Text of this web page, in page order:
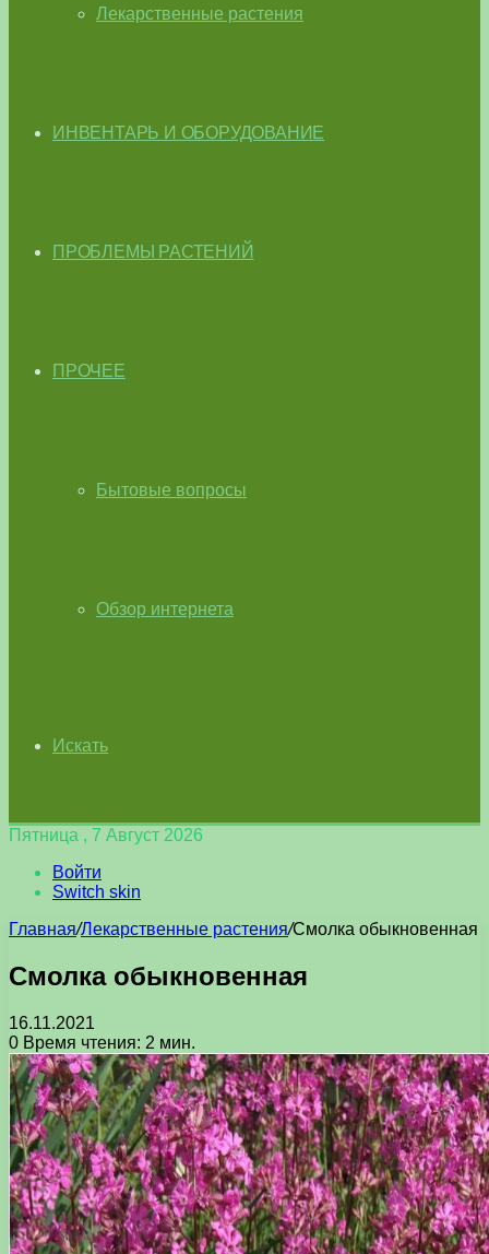
Лекарственные растения
ИНВЕНТАРЬ И ОБОРУДОВАНИЕ
ПРОБЛЕМЫ РАСТЕНИЙ
ПРОЧЕЕ
Бытовые вопросы
Обзор интернета
Искать
Пятница , 7 Август 2026
Войти
Switch skin
Главная/Лекарственные растения/Смолка обыкновенная
Смолка обыкновенная
16.11.2021
0 Время чтения: 2 мин.